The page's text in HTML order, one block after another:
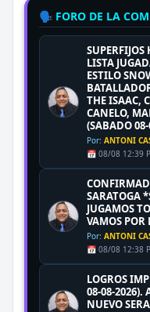
🗣️ FORO DE LA
LISTA
ESTILO
THE ISAAC,
CANELO,
(SABADO
Por: ANTONI
📅 08/08 12:39
SARATOGA
JUGAMOS
VAMOS POR
Por: ANTONI
📅 08/08 12:38
LOGROS
08-08-2026).
NUEVO